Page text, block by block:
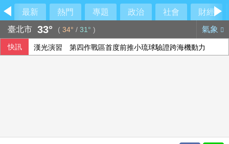
最新 熱門 專題 政治 社會
財經
臺北市 33° ( 34° / 31° ) 氣象
快訊 漢光演習 第四作戰區首度前推小琉球驗證跨海機動力